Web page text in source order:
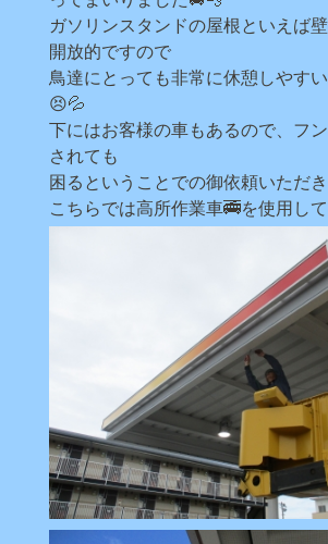
ガソリンスタンドの屋根といえば
開放的ですので
鳥達にとっても非常に休憩しやす
😣💦
下にはお客様の車もあるので、フ
されても
困るということでの御依頼いただ
こちらでは高所作業車🚎を使用し